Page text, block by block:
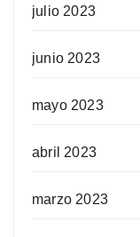
julio 2023
junio 2023
mayo 2023
abril 2023
marzo 2023